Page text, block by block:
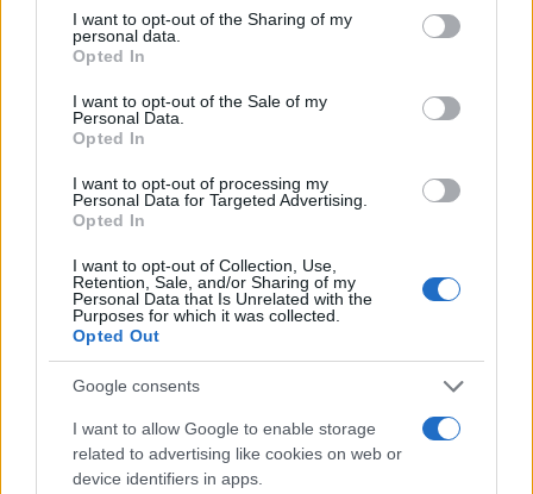
not limited to your visit or usage behaviour. You may click to
grant or deny consent to Google and its third-party tags to
use your data for below specified purposes in below Google
consent section.
I want to opt-out of the Sharing of my
personal data.
Opted In
I want to opt-out of the Sale of my
Personal Data.
Opted In
I want to opt-out of processing my
Personal Data for Targeted Advertising.
Opted In
I want to opt-out of Collection, Use,
Retention, Sale, and/or Sharing of my
Personal Data that Is Unrelated with the
Purposes for which it was collected.
Opted Out
Google consents
I want to allow Google to enable storage
related to advertising like cookies on web or
device identifiers in apps.
F
a
ce
b
o
o
k
T
w
it
te
r
Pi
te
st
W
at
A
p
p
S
a
Articolo precedente
NOTIZIE RECENTI
Michelle Hunziker in Gallura, bella anche dal
vivo: un amico vip svela come fa
accoglienza minori chiude